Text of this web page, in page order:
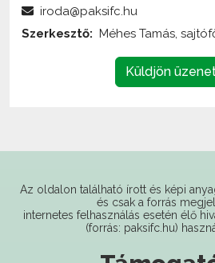
Küldjön
internetes felhasználás esetén élő
(forrás: paksifc.hu)